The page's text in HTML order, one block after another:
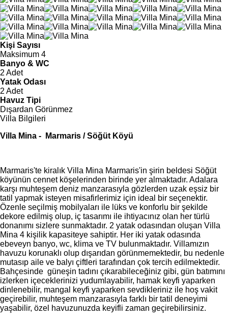
Kişi Sayısı
Maksimum 4
Banyo & WC
2 Adet
Yatak Odası
2 Adet
Havuz Tipi
Dışardan Görünmez
Villa Bilgileri
Villa Mina - Marmaris / Söğüt Köyü
Marmaris'te kiralık Villa Mina Marmaris'in şirin beldesi Söğüt
köyünün cennet köşelerinden birinde yer almaktadır. Adalara
karşı muhteşem deniz manzarasıyla gözlerden uzak eşsiz bir
tatil yapmak isteyen misafirlerimiz için ideal bir seçenektir.
Özenle seçilmiş mobilyaları ile lüks ve konforlu bir şekilde
dekore edilmiş olup, iç tasarımı ile ihtiyacınız olan her türlü
donanımı sizlere sunmaktadır. 2 yatak odasından oluşan Villa
Mina 4 kişilik kapasiteye sahiptir. Her iki yatak odasında
ebeveyn banyo, wc, klima ve TV bulunmaktadır. Villamızın
havuzu korunaklı olup dışarıdan görünmemektedir, bu nedenle
mutasıp aile ve balyı çiftleri tarafından çok tercih edilmektedir.
Bahçesinde güneşin tadını çıkarabileceğiniz gibi, gün batımını
izlerken içeceklerinizi yudumlayabilir, hamak keyfi yaparken
dinlenebilir, mangal keyfi yaparken sevdikleriniz ile hoş vakit
geçirebilir, muhteşem manzarasıyla farklı bir tatil deneyimi
yaşabilir, özel havuzunuzda keyifli zaman geçirebilirsiniz.